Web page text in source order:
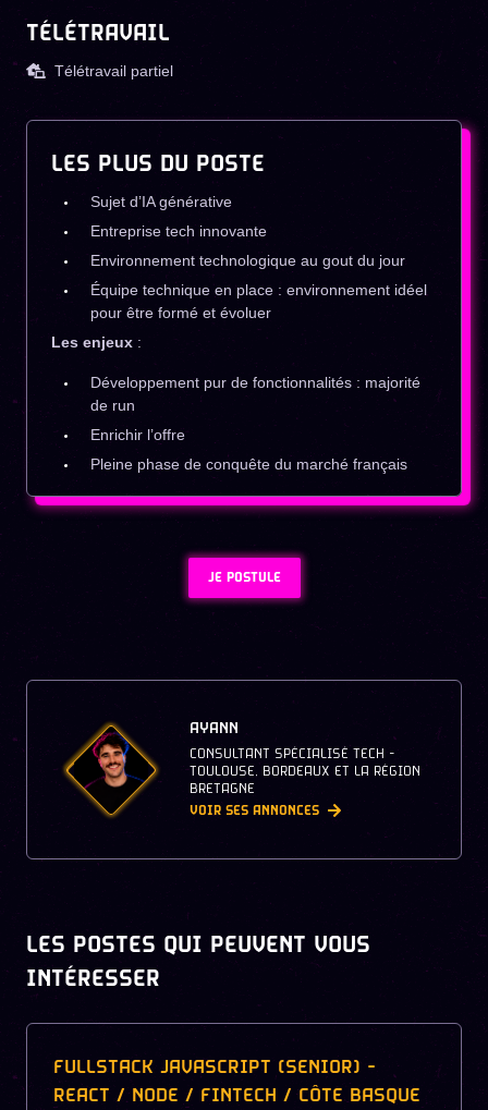
TÉLÉTRAVAIL
Télétravail partiel
LES PLUS DU POSTE
Sujet d’IA générative
Entreprise tech innovante
Environnement technologique au gout du jour
Équipe technique en place : environnement idéel
pour être formé et évoluer
Les enjeux :
Développement pur de fonctionnalités : majorité
de run
Enrichir l’offre
Pleine phase de conquête du marché français
JE POSTULE
AYANN
CONSULTANT SPÉCIALISÉ TECH -
TOULOUSE, BORDEAUX ET LA RÉGION
BRETAGNE
VOIR SES ANNONCES
LES POSTES QUI PEUVENT VOUS
INTÉRESSER
FULLSTACK JAVASCRIPT (SENIOR) -
REACT / NODE / FINTECH / CÔTE BASQUE